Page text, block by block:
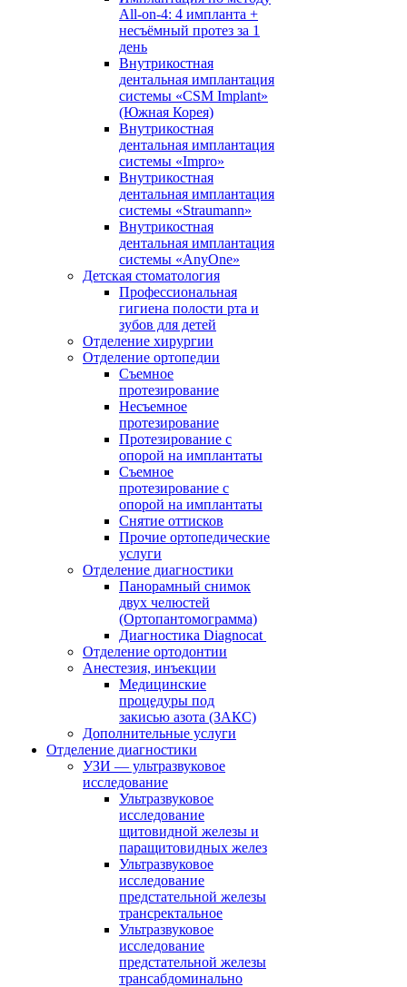
All-on-4: 4 импланта +
несъёмный протез за 1
день
Внутрикостная
дентальная имплантация
системы «CSM Implant»
(Южная Корея)
Внутрикостная
дентальная имплантация
системы «Impro»
Внутрикостная
дентальная имплантация
системы «Straumann»
Внутрикостная
дентальная имплантация
системы «AnyOne»
Детская стоматология
Профессиональная
гигиена полости рта и
зубов для детей
Отделение хирургии
Отделение ортопедии
Съемное
протезирование
Несъемное
протезирование
Протезирование с
опорой на имплантаты
Съемное
протезирование с
опорой на имплантаты
Снятие оттисков
Прочие ортопедические
услуги
Отделение диагностики
Панорамный снимок
двух челюстей
(Ортопантомограмма)
Диагностика Diagnocat
Отделение ортодонтии
Анестезия, инъекции
Медицинские
процедуры под
закисью азота (ЗАКС)
Дополнительные услуги
Отделение диагностики
УЗИ — ультразвуковое
исследование
Ультразвуковое
исследование
щитовидной железы и
паращитовидных желез
Ультразвуковое
исследование
предстательной железы
трансректальное
Ультразвуковое
исследование
предстательной железы
трансабдоминально